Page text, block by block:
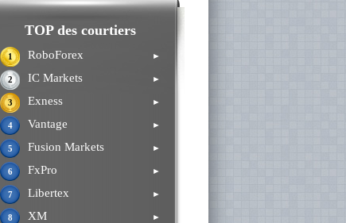
TOP des courtiers
1 RoboForex ►
2 IC Markets ►
3 Exness ►
4 Vantage ►
5 Fusion Markets ►
6 FxPro ►
7 Libertex ►
8 XM ►